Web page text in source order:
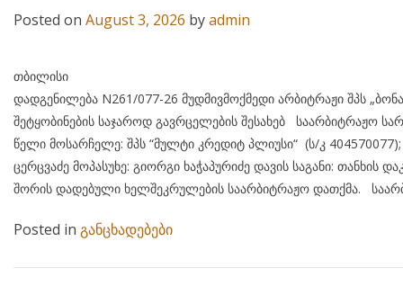
Posted on August 3, 2026 byadmin
თბილისი 03
დადგენილება N261/077-26 მუდმივმოქმედი არბიტრაჟი შპს
შეტყობინების საჯაროდ გავრცელების შესახებ საარბიტრაჟო
წელი მოსარჩელე: შპს “მულტი კრედიტ პლიუსი“ (ს/კ
ცერცვაძე მოპასუხე: გიორგი ხაჭაპურიძე დავის საგანი: თანხის
შორის დადებული ხელშეკრულების საარბიტრაჟო დათქმა.
Posted in განცხადებები